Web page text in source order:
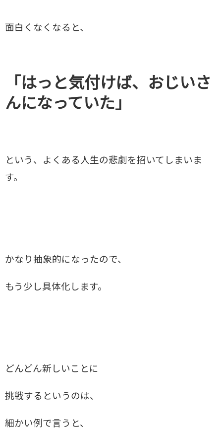
面白くなくなると、
「はっと気付けば、おじいさ
んになっていた」
という、よくある人生の悲劇を招いてしまいま
す。
かなり抽象的になったので、
もう少し具体化します。
どんどん新しいことに
挑戦するというのは、
細かい例で言うと、